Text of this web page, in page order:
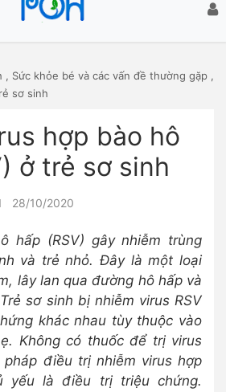
, Sức khỏe bé và các vấn đề thường gặp ,
sơ sinh
hợp bào hô
ở trẻ sơ sinh
28/10/2020
hấp (RSV) gây nhiễm trùng
và trẻ nhỏ. Đây là một loại
lây lan qua đường hô hấp và
sơ sinh bị nhiễm virus RSV
khác nhau tùy thuộc vào
Không có thuốc để trị virus
pháp điều trị nhiễm virus hợp
yếu là điều trị triệu chứng.